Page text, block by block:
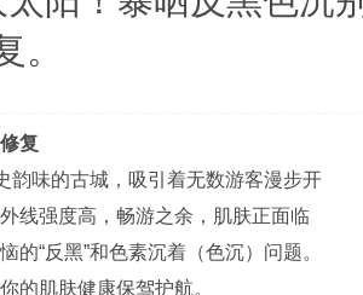
。
复
韵味的古城，吸引着无数游客漫步开
线强度高，畅游之余，肌肤正面临
“反黑”和色素沉着（色沉）问题。
的肌肤健康保驾护航。